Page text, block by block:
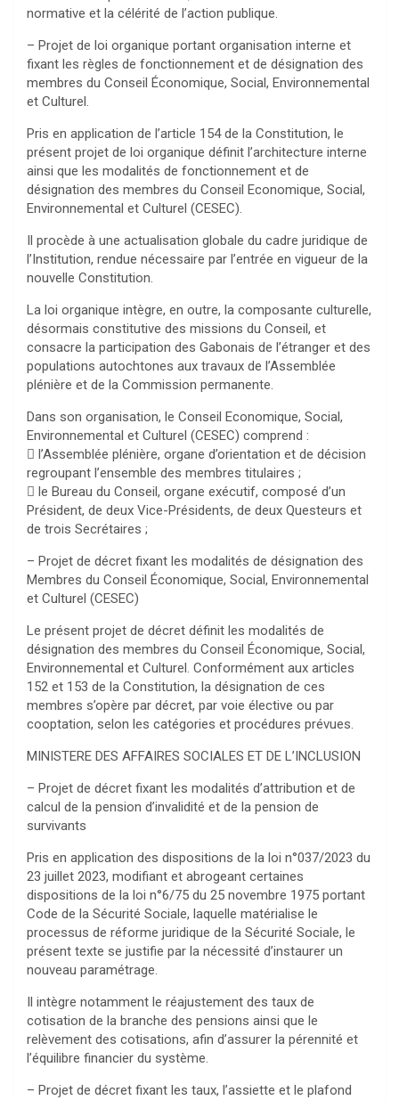
normative et la célérité de l’action publique.
– Projet de loi organique portant organisation interne et
fixant les règles de fonctionnement et de désignation des
membres du Conseil Économique, Social, Environnemental
et Culturel.
Pris en application de l’article 154 de la Constitution, le
présent projet de loi organique définit l’architecture interne
ainsi que les modalités de fonctionnement et de
désignation des membres du Conseil Economique, Social,
Environnemental et Culturel (CESEC).
Il procède à une actualisation globale du cadre juridique de
l’Institution, rendue nécessaire par l’entrée en vigueur de la
nouvelle Constitution.
La loi organique intègre, en outre, la composante culturelle,
désormais constitutive des missions du Conseil, et
consacre la participation des Gabonais de l’étranger et des
populations autochtones aux travaux de l’Assemblée
plénière et de la Commission permanente.
Dans son organisation, le Conseil Economique, Social,
Environnemental et Culturel (CESEC) comprend :
 l’Assemblée plénière, organe d’orientation et de décision
regroupant l’ensemble des membres titulaires ;
 le Bureau du Conseil, organe exécutif, composé d’un
Président, de deux Vice-Présidents, de deux Questeurs et
de trois Secrétaires ;
– Projet de décret fixant les modalités de désignation des
Membres du Conseil Économique, Social, Environnemental
et Culturel (CESEC)
Le présent projet de décret définit les modalités de
désignation des membres du Conseil Économique, Social,
Environnemental et Culturel. Conformément aux articles
152 et 153 de la Constitution, la désignation de ces
membres s’opère par décret, par voie élective ou par
cooptation, selon les catégories et procédures prévues.
MINISTERE DES AFFAIRES SOCIALES ET DE L’INCLUSION
– Projet de décret fixant les modalités d’attribution et de
calcul de la pension d’invalidité et de la pension de
survivants
Pris en application des dispositions de la loi n°037/2023 du
23 juillet 2023, modifiant et abrogeant certaines
dispositions de la loi n°6/75 du 25 novembre 1975 portant
Code de la Sécurité Sociale, laquelle matérialise le
processus de réforme juridique de la Sécurité Sociale, le
présent texte se justifie par la nécessité d’instaurer un
nouveau paramétrage.
Il intègre notamment le réajustement des taux de
cotisation de la branche des pensions ainsi que le
relèvement des cotisations, afin d’assurer la pérennité et
l’équilibre financier du système.
– Projet de décret fixant les taux, l’assiette et le plafond